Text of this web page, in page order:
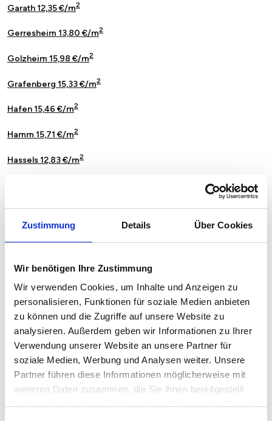
Zustimmung Details Über Cookies
Wir benötigen Ihre Zustimmung
Wir verwenden Cookies, um Inhalte und Anzeigen zu
personalisieren, Funktionen für soziale Medien anbieten
zu können und die Zugriffe auf unsere Website zu
analysieren. Außerdem geben wir Informationen zu Ihrer
Verwendung unserer Website an unsere Partner für
soziale Medien, Werbung und Analysen weiter. Unsere
Partner führen diese Informationen möglicherweise mit
weiteren Daten zusammen, die Sie ihnen bereitgestellt
Garath 12,35 €/m2
Gerresheim 13,80 €/m2
Golzheim 15,98 €/m2
Grafenberg 15,33 €/m2
Hafen 15,46 €/m2
Hamm 15,71 €/m2
Hassels 12,83 €/m2
Holthausen 13,91 €/m2
Lichtenbroich 14,59 €/m
Lierenfeld 13,14 €/m
Lohausen 15,46 €/m2
Ludenberg 15,09 €/m2
Lörick 15,62 €/m
2